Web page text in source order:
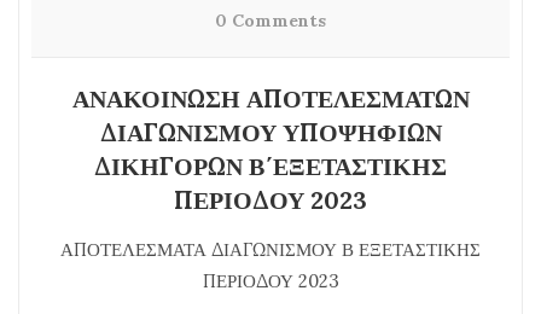
0 Comments
ΑΝΑΚΟΙΝΩΣΗ ΑΠΟΤΕΛΕΣΜΑΤΩΝ
ΔΙΑΓΩΝΙΣΜΟΥ ΥΠΟΨΗΦΙΩΝ
ΔΙΚΗΓΟΡΩΝ Β΄ΕΞΕΤΑΣΤΙΚΗΣ
ΠΕΡΙΟΔΟΥ 2023
ΑΠΟΤΕΛΕΣΜΑΤΑ ΔΙΑΓΩΝΙΣΜΟΥ Β ΕΞΕΤΑΣΤΙΚΗΣ
ΠΕΡΙΟΔΟΥ 2023